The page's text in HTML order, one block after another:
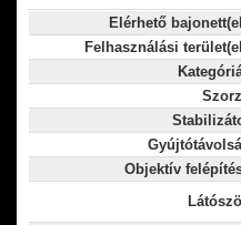
Elérhető
Felhasználási
Objektív